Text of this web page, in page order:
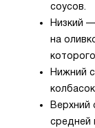
соусов.
Низкий
на
Нижний
Верхний
средней